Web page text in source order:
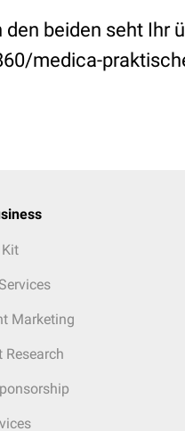
beiden seht Ihr
medica-
Marketing
Research